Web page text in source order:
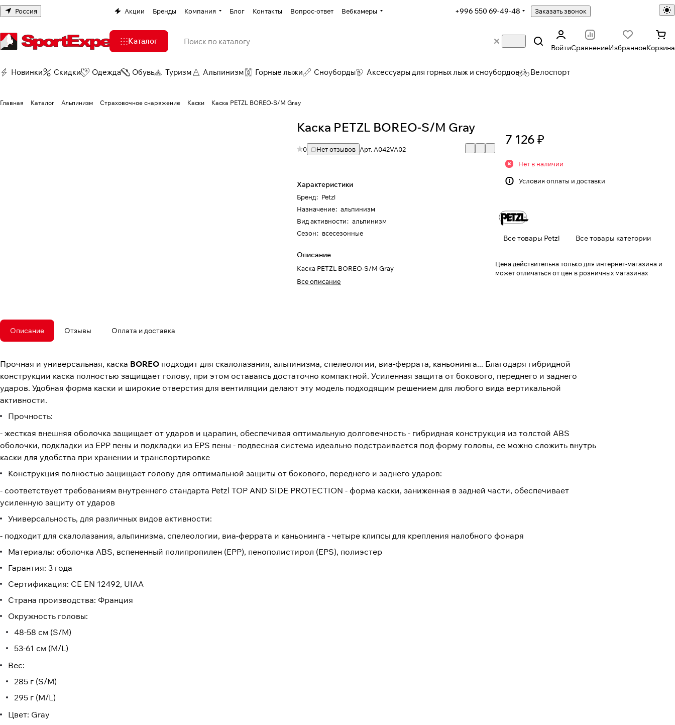
Россия Акции Бренды Компания Блог Контакты Вопрос-ответ Вебкамеры +996 550 69-49-48 Заказать звонок
Каталог
ВойтиСравнениеИзбранноеКорзина
Новинки Скидки Одежда Обувь Туризм Альпинизм Горные лыжи Сноуборды Аксессуары для горных лыж и сноубордов Велоспорт
Главная Каталог Альпинизм Страховочное снаряжение Каски Каска PETZL BOREO-S/M Gray
Каска PETZL BOREO-S/M Gray
0 Нет отзывов Арт. A042VA02
Характеристики
Бренд: Petzl
Назначение: альпинизм
Вид активности: альпинизм
Сезон: всесезонные
Описание
Каска PETZL BOREO-S/M Gray
Все описание
7 126 ₽
Нет в наличии
Условия оплаты и доставки
Все товары Petzl Все товары категории
Цена действительна только для интернет-магазина и
может отличаться от цен в розничных магазинах
Описание Отзывы Оплата и доставка
Прочная и универсальная, каска BOREO подходит для скалолазания, альпинизма, спелеологии, виа-феррата, каньонинга... Благодаря гибридной
конструкции каска полностью защищает голову, при этом оставаясь достаточно компактной. Усиленная защита от бокового, переднего и заднего
ударов. Удобная форма каски и широкие отверстия для вентиляции делают эту модель подходящим решением для любого вида вертикальной
активности.
Прочность:
- жесткая внешняя оболочка защищает от ударов и царапин, обеспечивая оптимальную долговечность - гибридная конструкция из толстой ABS
оболочки, подкладки из EPP пены и подкладки из EPS пены - подвесная система идеально подстраивается под форму головы, ее можно сложить внутрь
каски для удобства при хранении и транспортировке
Конструкция полностью защищает голову для оптимальной защиты от бокового, переднего и заднего ударов:
- соответствует требованиям внутреннего стандарта Petzl TOP AND SIDE PROTECTION - форма каски, заниженная в задней части, обеспечивает
усиленную защиту от ударов
Универсальность, для различных видов активности:
- подходит для скалолазания, альпинизма, спелеологии, виа-феррата и каньонинга - четыре клипсы для крепления налобного фонаря
Материалы: оболочка ABS, вспененный полипропилен (EPP), пенополистирол (EPS), полиэстер
Гарантия: 3 года
Сертификация: CE EN 12492, UIAA
Страна производства: Франция
Окружность головы:
48-58 см (S/M)
53-61 см (M/L)
Вес:
285 г (S/M)
295 г (M/L)
Цвет: Gray